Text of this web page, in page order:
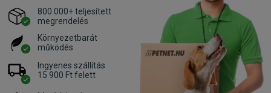
800 000+ teljesített
megrendelés
Környezetbarát
működés
Ingyenes szállítás
15 900 Ft felett